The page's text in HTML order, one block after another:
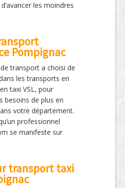
les moindres
Pompignac
transport a choisi de
les transports en
taxi VSL, pour
besoins de plus en
votre département.
professionnel
se manifeste sur
transport taxi